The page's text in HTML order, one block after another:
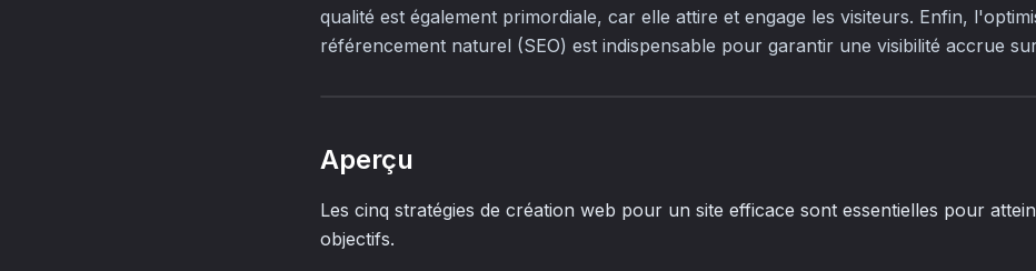
qualité est également primordiale, car elle attire et engage les visiteurs. Enfin,
référencement naturel (SEO) est indispensable pour garantir une visibilité accrue
Aperçu
Les cinq stratégies de création web pour un site efficace sont essentielles pour
objectifs.